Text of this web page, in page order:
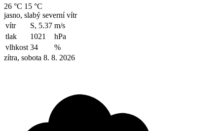
26 °C 15 °C
jasno, slabý severní vítr
vítr
S, 5.37 m/s
tlak
1021
hPa
vlhkost 34
%
zítra, sobota 8. 8. 2026